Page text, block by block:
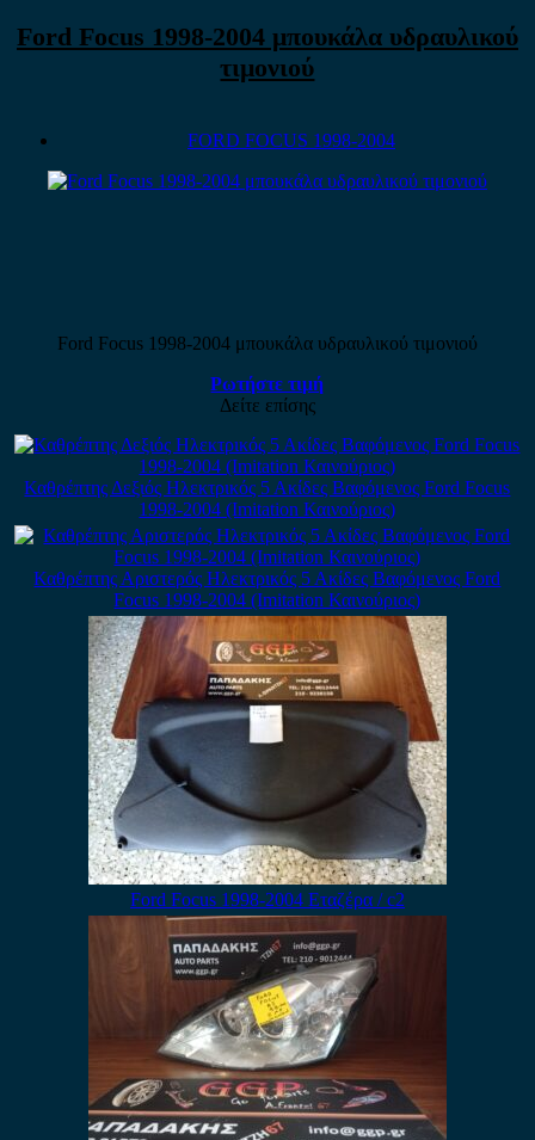
Ford Focus 1998-2004 μπουκάλα υδραυλικού
τιμονιού
FORD FOCUS 1998-2004
Ford Focus 1998-2004 μπουκάλα υδραυλικού τιμονιού
Ρωτήστε τιμή
Δείτε επίσης
Καθρέπτης Δεξιός Ηλεκτρικός 5 Ακίδες Βαφόμενος Ford Focus
1998-2004 (Imitation Καινούριος)
Καθρέπτης Αριστερός Ηλεκτρικός 5 Ακίδες Βαφόμενος Ford
Focus 1998-2004 (Imitation Καινούριος)
Ford Focus 1998-2004 Εταζέρα / c2